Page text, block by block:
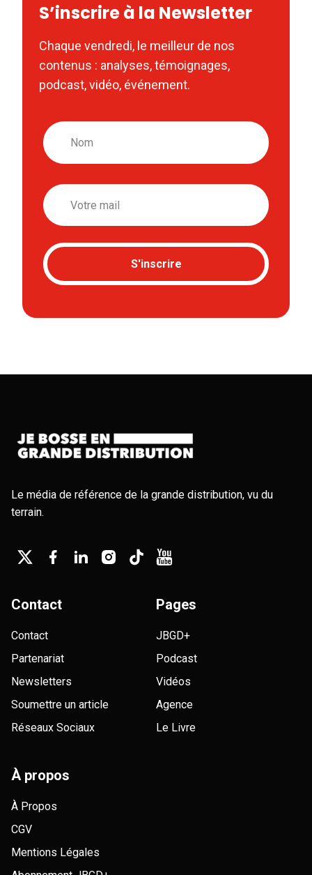
S’inscrire à la Newsletter
Chaque vendredi, le meilleur de nos
contenus : analyses, témoignages,
podcast, vidéo, événement.
Nom
Email
S'inscrire
Le média de référence de la grande distribution, vu du
terrain.
Contact
Contact
Partenariat
Newsletters
Soumettre un article
Réseaux Sociaux
Pages
JBGD+
Podcast
Vidéos
Agence
Le Livre
À propos
À Propos
CGV
Mentions Légales